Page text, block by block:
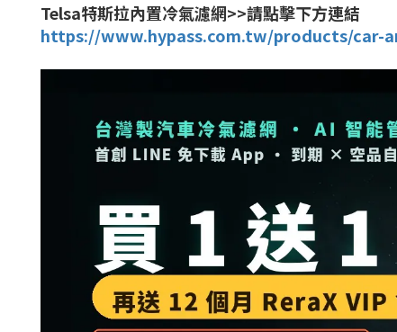
Telsa特斯拉內置冷氣濾網>>請點擊下方連結
https://www.hypass.com.tw/products/car-